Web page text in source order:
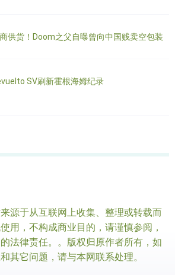
供货！Doom之父自曝曾向中国贱卖空包装
SV刷新霍根海姆纪录
于从互联网上收集、整理或转载而
用，不构成商业目的，请谨慎参阅，
法律责任。。版权归原作者所有，如
其它问题，请与本网联系处理。